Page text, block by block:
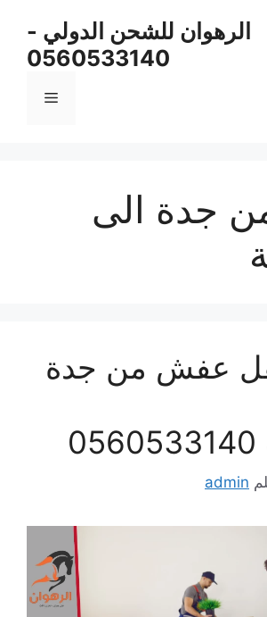
الرهوان للشحن الدولي -
0560533140
القائمة
جدة الى
عفش من جدة
admin